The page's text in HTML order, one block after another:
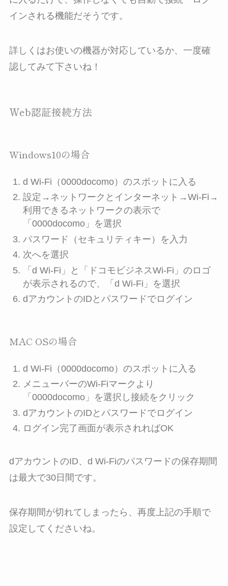
インされる機能だそうです。
詳しくはお使いの機器が対応しているか、一度確
認してみて下さいね！
Web認証接続方法
Windows10の場合
d Wi-Fi（0000docomo）のスポットに入る
設定→ネットワークとインターネット→Wi-Fi→
利用できるネットワークの表示で
「0000docomo」を選択
パスワード（セキュリティキー）を入力
次へを選択
「d Wi-Fi」と「ドコモビジネスWi-Fi」のロゴ
が表示されるので、「d Wi-Fi」を選択
dアカウントのIDとパスワードでログイン
MAC OSの場合
d Wi-Fi（0000docomo）のスポットに入る
メニューバーのWi-Fiマークより
「0000docomo」を選択し接続をクリック
dアカウントのIDとパスワードでログイン
ログイン完了画面が表示されればOK
dアカウントのID、d Wi-Fiのパスワードの保存期間
は最大で30日間です。
保存期間が切れてしまったら、再度上記の手順で
設定してくださいね。